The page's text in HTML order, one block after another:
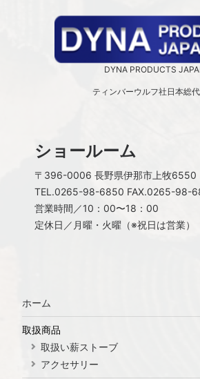
DYNA PRODUCTS
ティンバーウルフ社日本総
ショールーム
〒396-0006 長野県伊那市上牧6550
TEL.0265-98-6850 FAX.0265-98-
営業時間／10：00〜18：00
定休日／月曜・火曜（※祝日は営業）
ホーム
取扱商品
取扱い薪ストーブ
アクセサリー